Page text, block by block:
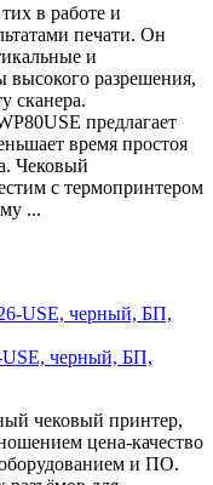
в работе и
печати. Он
и
высокого разрешения,
сканера.
предлагает
время простоя
Чековый
с термопринтером
...
черный, БП,
чековый принтер,
цена-качество
и ПО.